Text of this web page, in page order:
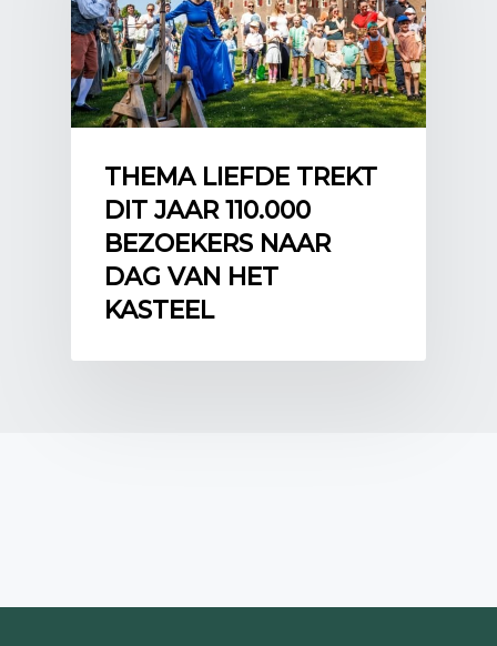
THEMA LIEFDE TREKT
DIT JAAR 110.000
BEZOEKERS NAAR
DAG VAN HET
KASTEEL